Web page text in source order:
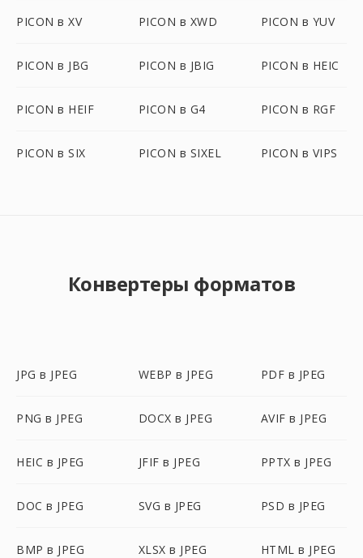
PICON в XV PICON в XWD PICON в YUV
PICON в JBG PICON в JBIG PICON в HEIC
PICON в HEIF PICON в G4 PICON в RGF
PICON в SIX PICON в SIXEL PICON в VIPS
Конвертеры форматов
JPG в JPEG WEBP в JPEG PDF в JPEG
PNG в JPEG DOCX в JPEG AVIF в JPEG
HEIC в JPEG JFIF в JPEG PPTX в JPEG
DOC в JPEG SVG в JPEG PSD в JPEG
BMP в JPEG XLSX в JPEG HTML в JPEG